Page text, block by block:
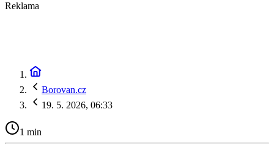
Reklama
Borovan.cz
19. 5. 2026, 06:33
1 min